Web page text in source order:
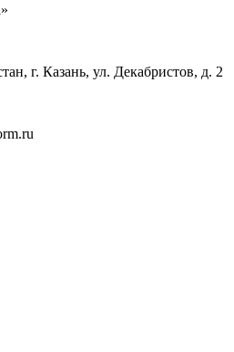
г. Казань, ул. Декабристов, д. 2